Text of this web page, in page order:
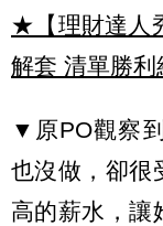
★【理財達人
解套 清單勝利
▼原PO觀察
也沒做，卻很
高的薪水，讓